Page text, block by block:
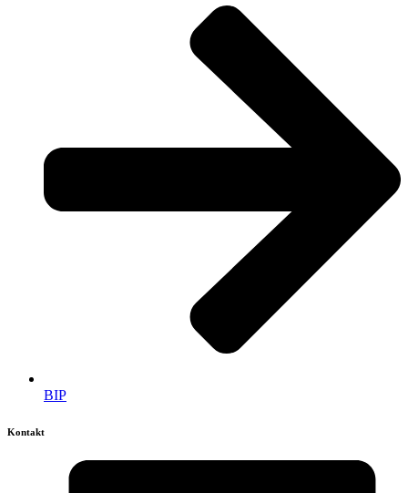
BIP
Kontakt